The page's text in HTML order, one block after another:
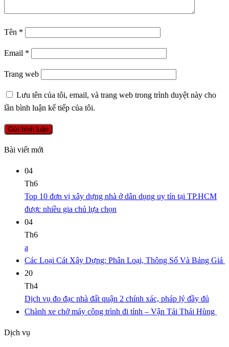
Tên *
Email *
Trang web
Lưu tên của tôi, email, và trang web trong trình duyệt này cho
lần bình luận kế tiếp của tôi.
Bài viết mới
04
Th6
Top 10 đơn vị xây dựng nhà ở dân dụng uy tín tại TP.HCM
được nhiều gia chủ lựa chọn
04
Th6
a
Các Loại Cát Xây Dựng: Phân Loại, Thông Số Và Bảng Giá
20
Th4
Dịch vụ đo đạc nhà đất quận 2 chính xác, pháp lý đầy đủ
Chành xe chở máy công trình đi tỉnh – Vận Tải Thái Hùng
Dịch vụ